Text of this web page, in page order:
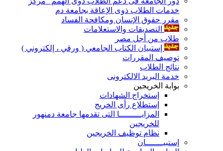
خدمات الطلاب ذوى الإعاقة بجامعة دم
مقرر حقوق الإنسان ومكافحة الفساد
التصديقات والاستعلامات
طلاب من أجل مصر
إستبيان الكتاب الجامعي ( ورقي ، إلكتروني )
توصيف المقررات
نتائج الطلاب
خدمة البريد الالكترونى
بوابة الخريجين
إستخراج الشهادات
إستطلاع رأى الخريج
المزايـــــــــا التى تقدمها جامعة دمنهور
للخريجين
نظام توظيف الخريجين
إستبيـــــــان